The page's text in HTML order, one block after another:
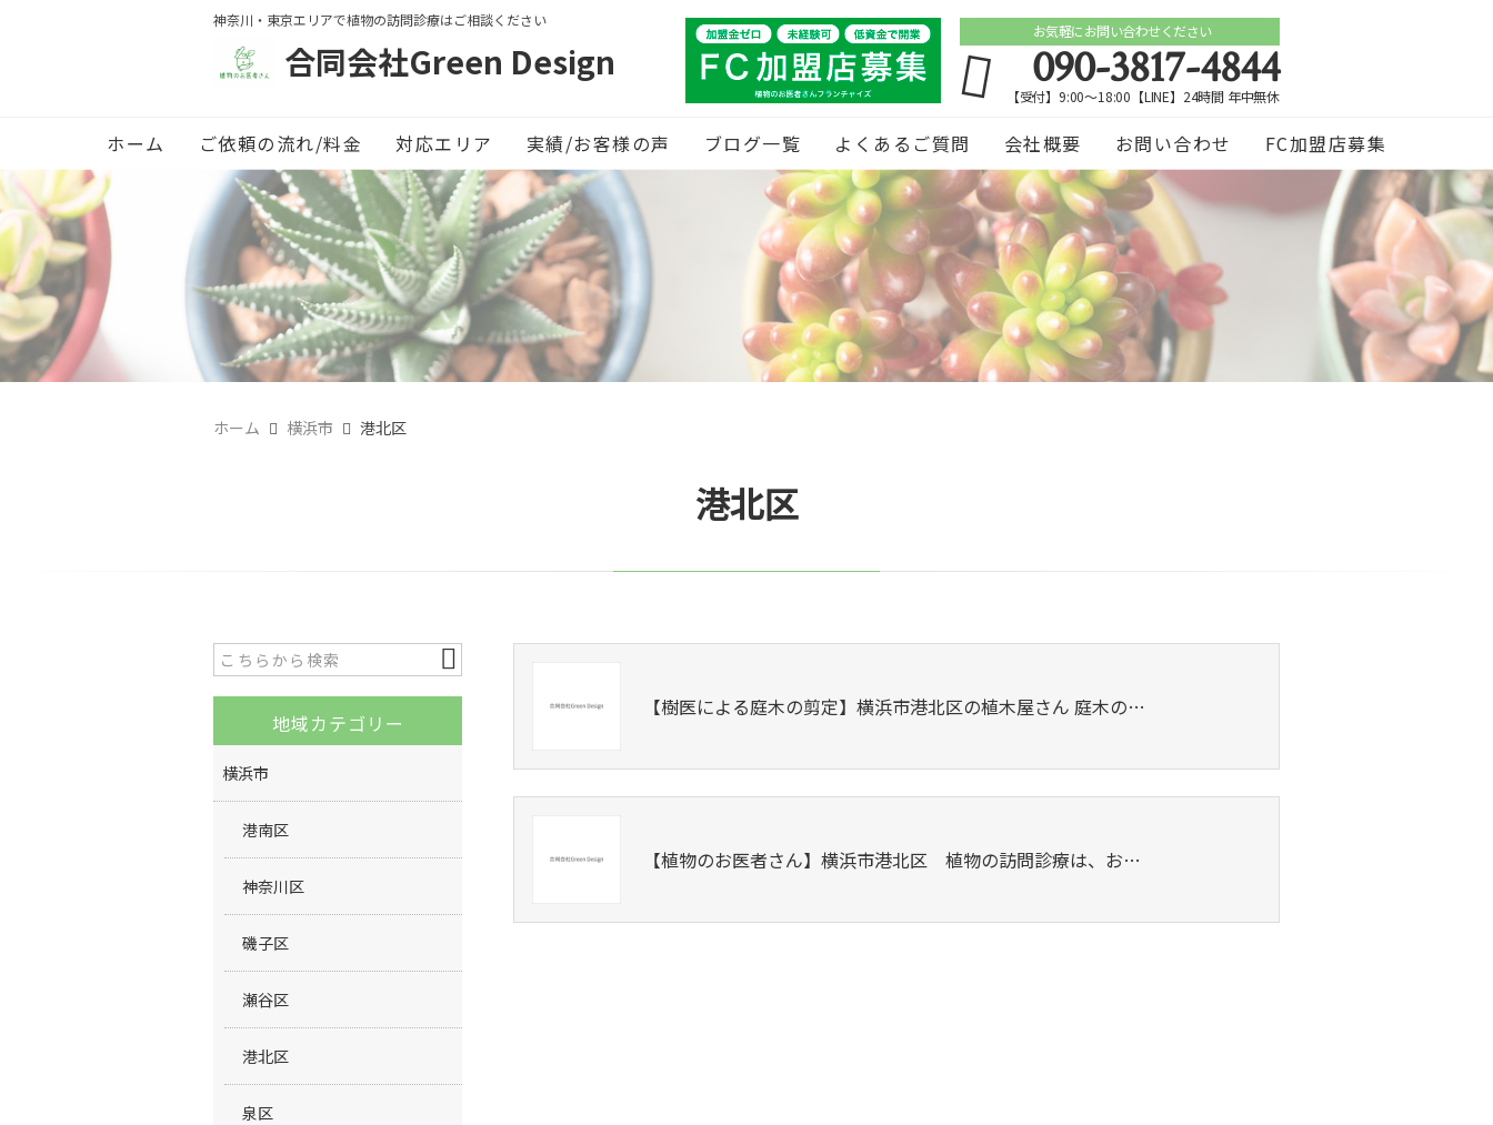
神奈川・東京エリアで植物の訪問診療はご相談ください
合同会社Green Design
お気軽にお問い合わせください
090-3817-4844
【受付】9:00～18:00【LINE】24時間 年中無休
ホーム ご依頼の流れ/料金 対応エリア 実績/お客様の声 ブログ一覧 よくあるご質問 会社概要 お問い合わせ FC加盟店募集
ホーム 横浜市 港北区
港北区
【樹医による庭木の剪定】横浜市港北区の植木屋さん 庭木の…
【植物のお医者さん】横浜市港北区 植物の訪問診療は、お…
地域カテゴリー
横浜市
港南区
神奈川区
磯子区
瀬谷区
港北区
泉区